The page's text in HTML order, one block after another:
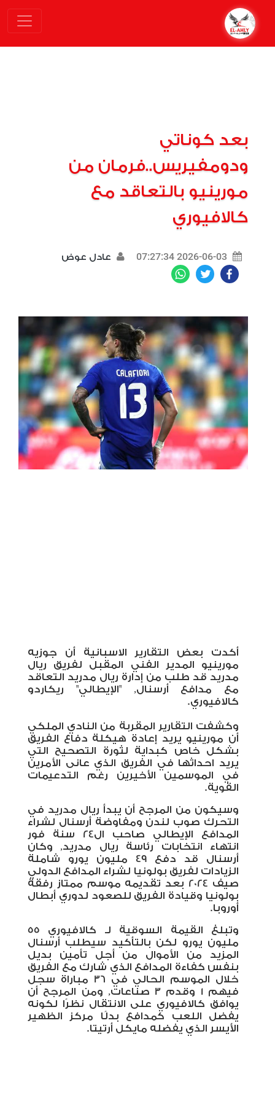
بعد كوناتي
ودومفيريس..فرمان من
مورينيو بالتعاقد مع
كالافيوري
2026-06-03 07:27:34 عادل عوض
Facebook
Twitter
أكدت بعض التقارير الاسبانية أن جوزيه
مورينيو المدير الفني المقبل لفريق ريال
مدريد قد طلب من إدارة ريال مدريد التعاقد
مع مدافع أرسنال, "الإيطالي" ريكاردو
كالافيوري.
وكشفت التقارير المقربة من النادي الملكي
أن مورينيو يريد إعادة هيكلة دفاع الفريق
بشكل خاص كبداية لثورة التصحيح التي
يريد احداثها في الفريق الذي عانى الأمرين
في الموسمين الأخيرين رغم التدعيمات
القوية.
وسيكون من المرجح أن يبدأ ريال مدريد في
التحرك صوب لندن ومفاوضة أرسنال لشراء
المدافع الإيطالي صاحب ال24 سنة فور
انتهاء انتخابات رئاسة ريال مدريد, وكان
أرسنال قد دفع 49 مليون يورو شاملة
الزيادات لفريق بولونيا لشراء المدافع الدولي
صيف 2024 بعد تقديمه موسم ممتاز رفقة
بولونيا وقيادة الفريق للصعود لدوري أبطال
أوروبا.
وتبلغ القيمة السوقية لـ كالافيوري 55
مليون يورو لكن بالتأكيد سيطلب أرسنال
المزيد من الأموال من أجل تأمين بديل
بنفس كفاءة المدافع الذي شارك مع الفريق
خلال الموسم الحالي في 36 مباراة سجل
فيهم 1 وقدم 3 صناعات, ومن المرجح أن
يوافق كالافيوري على الانتقال نظرًا لكونه
يفضل اللعب كمدافع بدلًا مركز الظهير
الأيسر الذي يفضله مايكل أرتيتا.